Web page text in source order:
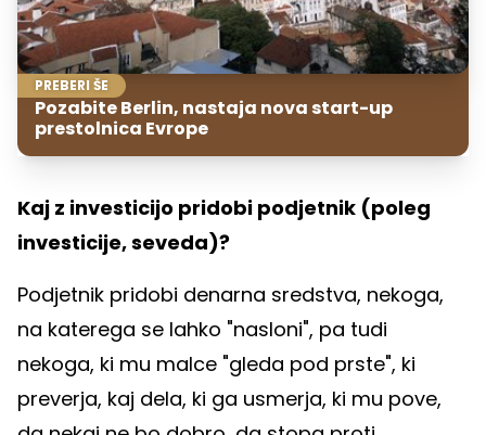
PREBERI ŠE
Pozabite Berlin, nastaja nova start-up
prestolnica Evrope
Kaj z investicijo pridobi podjetnik (poleg
investicije, seveda)?
Podjetnik pridobi denarna sredstva, nekoga,
na katerega se lahko "nasloni", pa tudi
nekoga, ki mu malce "gleda pod prste", ki
preverja, kaj dela, ki ga usmerja, ki mu pove,